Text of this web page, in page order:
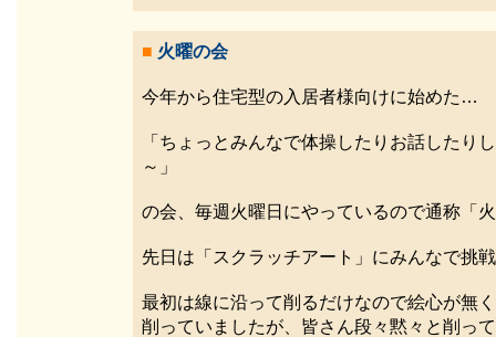
■ 火曜の会
今年から住宅型の入居者様向けに始めた…
「ちょっとみんなで体操したりお話したり
～」
の会、毎週火曜日にやっているので通称「
先日は「スクラッチアート」にみんなで挑
最初は線に沿って削るだけなので絵心が無
削っていましたが、皆さん段々黙々と削っ